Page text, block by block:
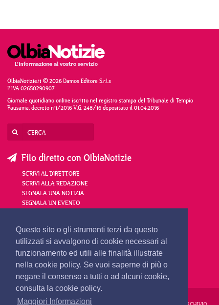
Questo sito o gli strumenti terzi da questo
utilizzati si avvalgono di cookie necessari al
funzionamento ed utili alle finalità illustrate
nella cookie policy. Se vuoi saperne di più o
negare il consenso a tutti o ad alcuni cookie,
consulta la cookie policy.
Maggiori Informazioni
OlbiaNotizie.it © 2026 Damos Editore S.r.l.s
P.IVA 02650290907
Giornale quotidiano online iscritto nel registro stampa del Tribunale di Tempio
Pausania, decreto n°1/2016 V.G. 248/16 depositato il 01.04.2016
Filo diretto con OlbiaNotizie
SCRIVI AL DIRETTORE
SCRIVI ALLA REDAZIONE
SEGNALA UNA NOTIZIA
SEGNALA UN EVENTO
redazione@olbianotizie.it